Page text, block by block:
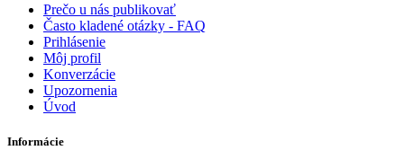
Prečo u nás publikovať
Často kladené otázky - FAQ
Prihlásenie
Môj profil
Konverzácie
Upozornenia
Úvod
Informácie